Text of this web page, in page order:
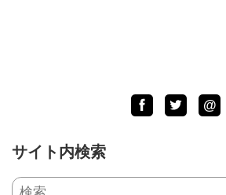
Facebook
TwitterLINE
@
サイト内検索
検